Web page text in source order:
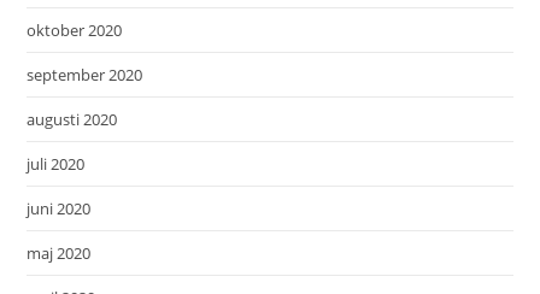
oktober 2020
september 2020
augusti 2020
juli 2020
juni 2020
maj 2020